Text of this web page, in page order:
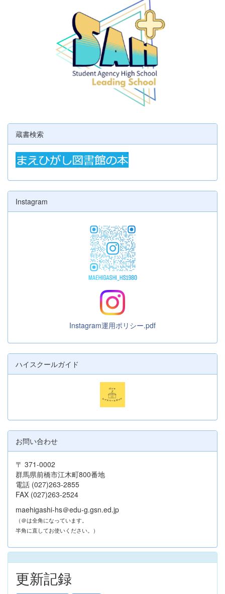
蔵書検索
Instagram
Instagram運用ポリシー.pdf
ハイスクールガイド
お問い合わせ
〒 371-0002
群馬県前橋市江木町800番地
電話 (027)263-2855
FAX (027)263-2524
maehigashi-hs＠edu-g.gsn.ed.jp
（＠は全角になっています。
半角に直してお使いください。）
更新記録